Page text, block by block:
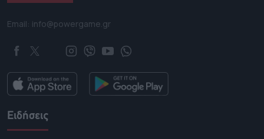
Email: info@powergame.gr
Ειδήσεις